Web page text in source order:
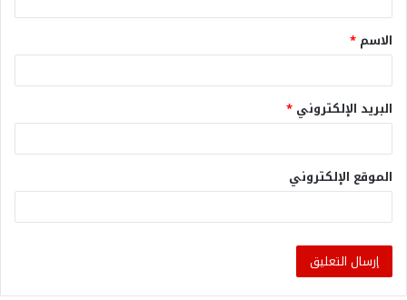
الاسم *
البريد الإلكتروني *
الموقع الإلكتروني